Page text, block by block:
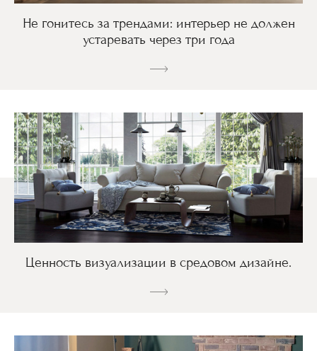
Не гонитесь за трендами: интерьер не должен
устаревать через три года
Ценность визуализации в средовом дизайне.